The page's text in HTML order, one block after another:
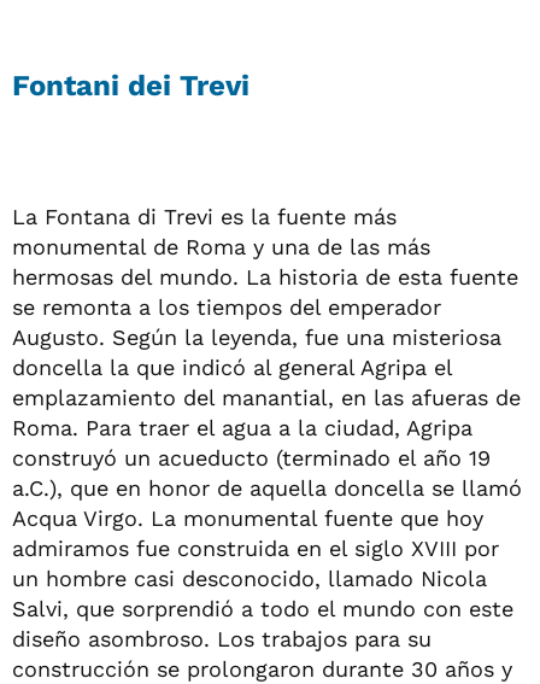
Fontani dei Trevi
La Fontana di Trevi es la fuente más
monumental de Roma y una de las más
hermosas del mundo. La historia de esta fuente
se remonta a los tiempos del emperador
Augusto. Según la leyenda, fue una misteriosa
doncella la que indicó al general Agripa el
emplazamiento del manantial, en las afueras de
Roma. Para traer el agua a la ciudad, Agripa
construyó un acueducto (terminado el año 19
a.C.), que en honor de aquella doncella se llamó
Acqua Virgo. La monumental fuente que hoy
admiramos fue construida en el siglo XVIII por
un hombre casi desconocido, llamado Nicola
Salvi, que sorprendió a todo el mundo con este
diseño asombroso. Los trabajos para su
construcción se prolongaron durante 30 años y